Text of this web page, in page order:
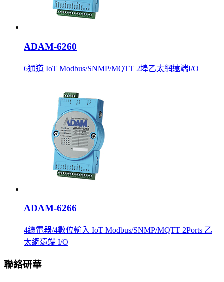
ADAM-6260
6通道 IoT Modbus/SNMP/MQTT 2埠乙太網遠端I/O
ADAM-6266
4繼電器/4數位輸入 IoT Modbus/SNMP/MQTT 2Ports 乙
太網遠端 I/O
聯絡研華